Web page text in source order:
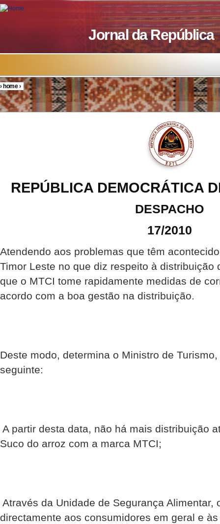
Skip to main content
Jornal da República
You are here
›home›
REPÚBLICA DEMOCRÁTICA
DESPACHO
17/2010
Atendendo aos problemas que têm
Timor Leste no que diz respeito à distribuição
que o MTCI tome rapidamente medidas de
acordo com a boa gestão na distribuição.
Deste modo, determina o Ministro de
seguinte:
 A partir desta data, não há mais distribuição
Suco do arroz com a marca MTCI;
 Através da Unidade de Segurança
directamente aos consumidores em geral e